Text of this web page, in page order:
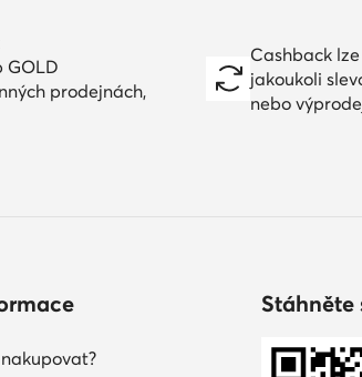
GOLD
prodejnách,
Cashback
jakoukoli
nebo
Stáhněte